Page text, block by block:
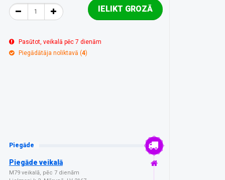
IELIKT GROZĀ
Pasūtot, veikalā pēc 7 dienām
Piegādātāja noliktavā (4)
Piegāde
Piegāde veikalā
M79 veikalā, pēc 7 dienām